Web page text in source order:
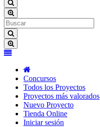
Concursos
Todos los Proyectos
Proyectos más valorados
Nuevo Proyecto
Tienda Online
Iniciar sesión